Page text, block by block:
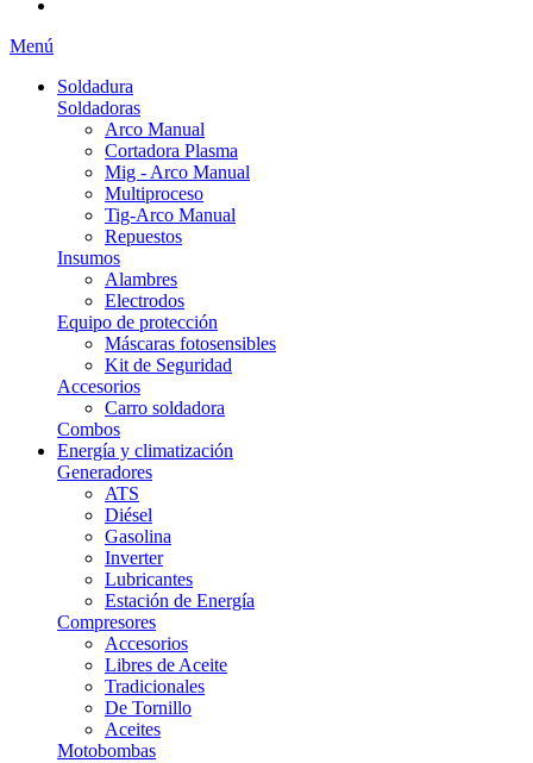
Menú
Soldadura
Soldadoras
Arco Manual
Cortadora Plasma
Mig - Arco Manual
Multiproceso
Tig-Arco Manual
Repuestos
Insumos
Alambres
Electrodos
Equipo de protección
Máscaras fotosensibles
Kit de Seguridad
Accesorios
Carro soldadora
Combos
Energía y climatización
Generadores
ATS
Diésel
Gasolina
Inverter
Lubricantes
Estación de Energía
Compresores
Accesorios
Libres de Aceite
Tradicionales
De Tornillo
Aceites
Motobombas